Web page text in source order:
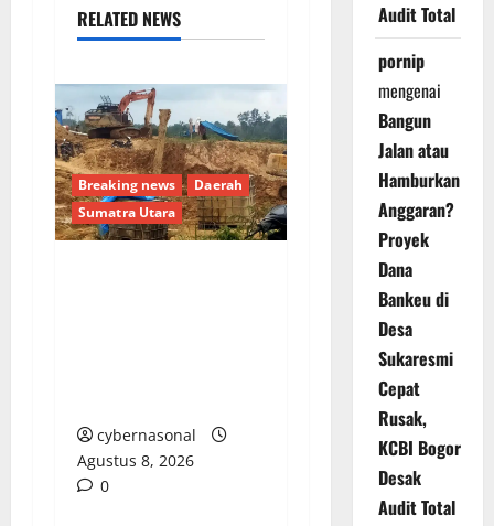
RELATED NEWS
Breaking news
Daerah
Sumatra Utara
cybernasonal
Agustus 8, 2026
0
Audit Total
pornip
mengenai
Bangun
Jalan atau
Hamburkan
Anggaran?
Proyek
Dana
Bankeu di
Desa
Sukaresmi
Cepat
Rusak,
KCBI Bogor
Desak
Audit Total